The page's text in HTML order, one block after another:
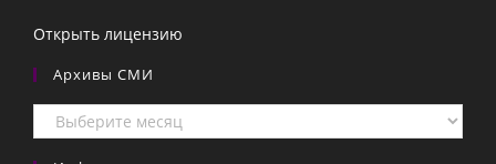
Открыть лицензию
Архивы СМИ
Архивы
СМИ